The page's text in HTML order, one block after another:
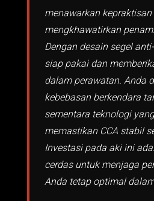
menawarkan
mengkhawatirkan
Dengan desain segel
siap pakai dan
dalam perawatan. Anda
kebebasan berkendara
sementara teknologi
memastikan CCA stabil
Investasi pada aki ini
cerdas untuk menjaga
Anda tetap optimal